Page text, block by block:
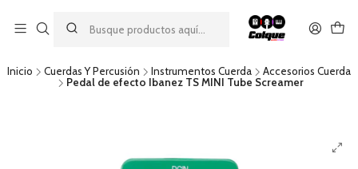
descuento por pago con transferencia bancaria
por una compra mínima de $49.990. Este descuento no es
acumulable a otras promociones ni aplicable a gastos de envío.
Inicio Cuerdas Y Percusión Instrumentos Cuerda
Accesorios Cuerda
Pedal de efecto Ibanez TS MINI Tube Screamer